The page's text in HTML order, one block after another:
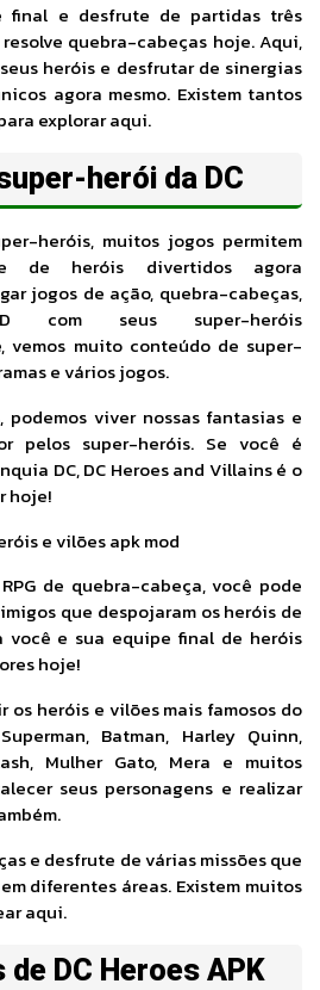
final e desfrute de partidas três
quebra-cabeças hoje. Aqui,
heróis e desfrutar de sinergias
agora mesmo. Existem tantos
explorar aqui.
herói da DC
heróis, muitos jogos permitem
de heróis divertidos agora
jogos de ação, quebra-cabeças,
com seus super-heróis
vemos muito conteúdo de super-
e vários jogos.
podemos viver nossas fantasias e
pelos super-heróis. Se você é
DC, DC Heroes and Villains é o
hoje!
de quebra-cabeça, você pode
que despojaram os heróis de
você e sua equipe final de heróis
hoje!
os heróis e vilões mais famosos do
Batman, Harley Quinn,
Mulher Gato, Mera e muitos
seus personagens e realizar
e desfrute de várias missões que
diferentes áreas. Existem muitos
aqui.
de DC Heroes APK